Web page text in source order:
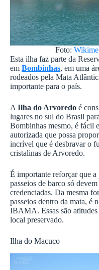
Foto:
Esta ilha faz parte da
em Bombinhas, em uma
rodeados pela Mata
importante para o país.
A Ilha do Arvoredo é
lugares no sul do Brasil
Bombinhas mesmo, é fácil
autorizada que possa
incrível que é desbravar o
cristalinas de Arvoredo.
É importante reforçar que
passeios de barco só
credenciadas. Da mesma
passeios dentro da mata, é
IBAMA. Essas são
local preservado.
Ilha do Macuco